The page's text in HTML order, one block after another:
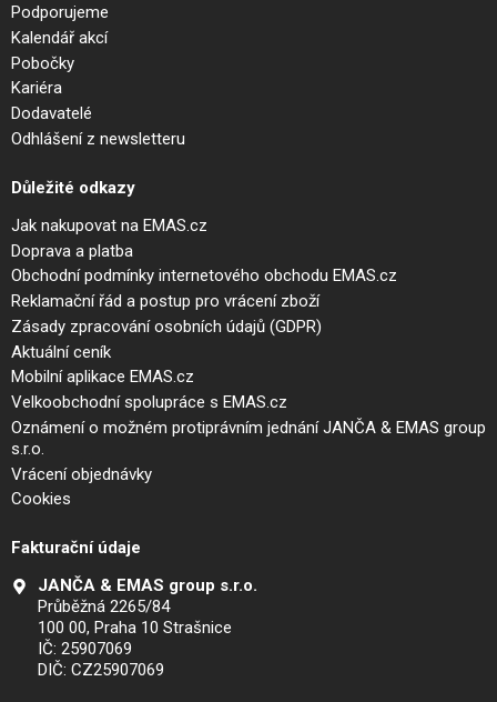
Podporujeme
Kalendář akcí
Pobočky
Kariéra
Dodavatelé
Odhlášení z newsletteru
Důležité odkazy
Jak nakupovat na EMAS.cz
Doprava a platba
Obchodní podmínky internetového obchodu EMAS.cz
Reklamační řád a postup pro vrácení zboží
Zásady zpracování osobních údajů (GDPR)
Aktuální ceník
Mobilní aplikace EMAS.cz
Velkoobchodní spolupráce s EMAS.cz
Oznámení o možném protiprávním jednání JANČA & EMAS group
s.r.o.
Vrácení objednávky
Cookies
Fakturační údaje
JANČA & EMAS group s.r.o.
Průběžná 2265/84
100 00, Praha 10 Strašnice
IČ: 25907069
DIČ: CZ25907069